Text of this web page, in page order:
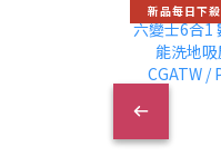
新品每日下殺